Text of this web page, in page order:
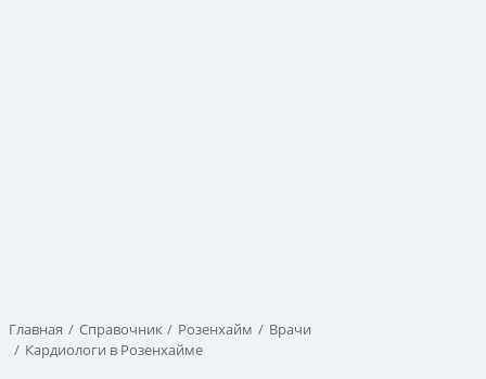
Главная Справочник Розенхайм
Врачи
Кардиологи в Розенхайме